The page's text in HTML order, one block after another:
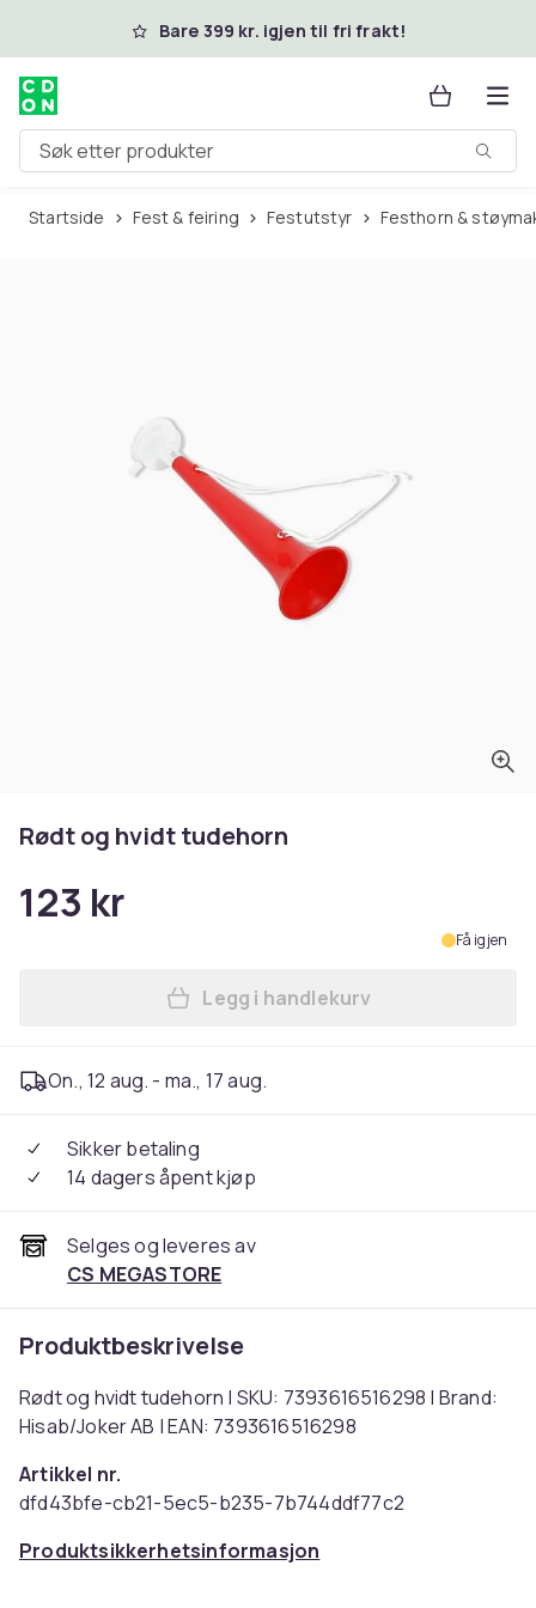
Hopp til hovedinnholdBare 399 kr. igjen til fri frakt!
Søk etter produkter
Startside Fest & feiring Festutstyr Festhorn &
Rødt og hvidt tudehorn
123 kr
Få igjen
Legg Rødt og hvidt
Legg i handlekurv
On., 12 aug. - ma., 17 aug.
Sikker betaling
14 dagers åpent kjøp
Selges og leveres av
CS MEGASTORE
Produktbeskrivelse
Rødt og hvidt tudehorn | SKU: 7393616516298 | Brand:
Hisab/Joker AB | EAN: 7393616516298
Artikkel nr.
dfd43bfe-cb21-5ec5-b235-7b744ddf77c2
Produktsikkerhetsinformasjon